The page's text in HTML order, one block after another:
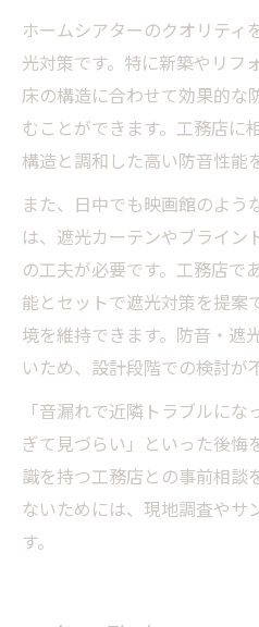
ホームシアターのクオリティ
光対策です。特に新築やリフ
床の構造に合わせて効果的な
むことができます。工務店に
構造と調和した高い防音性能
また、日中でも映画館のよう
は、遮光カーテンやブライン
の工夫が必要です。工務店で
能とセットで遮光対策を提案
境を維持できます。防音・遮
いため、設計段階での検討が
「音漏れで近隣トラブルに
ぎて見づらい」といった後悔
識を持つ工務店との事前相談
ないためには、現地調査やサ
す。